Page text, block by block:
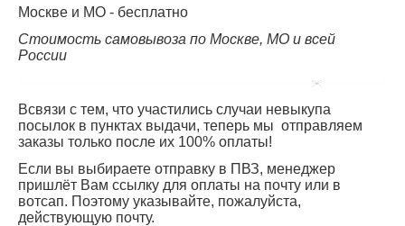
Москве и МО - бесплатно
Стоимость самовывоза по Москве, МО и всей
России
Всвязи с тем, что участились случаи невыкупа
посылок в пунктах выдачи, теперь мы отправляем
заказы только после их 100% оплаты!
Если вы выбираете отправку в ПВЗ, менеджер
пришлёт Вам ссылку для оплаты на почту или в
вотсап. Поэтому указывайте, пожалуйста,
действующую почту.